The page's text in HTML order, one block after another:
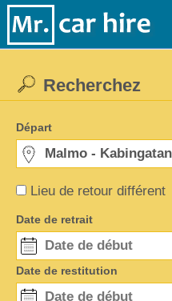
Lieu de retour différent
Recherchez
Départ
Date de retrait
Date de restitution